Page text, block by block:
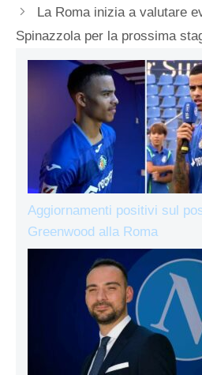
La Roma inizia a valutare
Spinazzola per la prossima
Aggiornamenti positivi sul
Greenwood alla Roma